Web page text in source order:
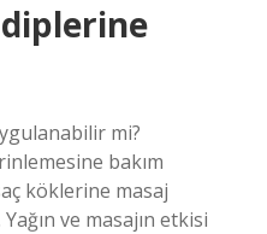
mi?
bakım
köklerine masaj
ve masajın etkisi